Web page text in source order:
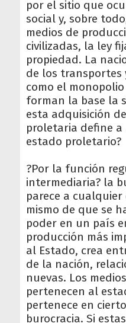
por el sitio que
social y, sobre
medios de
civilizadas, la ley
propiedad. La
de los transportes
como el
forman la base la
esta adquisición
proletaria define a
estado proletario?
?Por la función
intermediaria? la
parece a
mismo de que se
poder en un país
producción más
al Estado, crea
de la nación,
nuevas. Los
pertenecen al
pertenece en
burocracia. Si